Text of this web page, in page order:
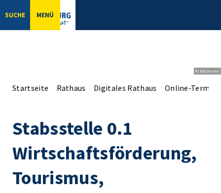
SUCHE MENÜ
© bbsferrari
Startseite Rathaus Digitales Rathaus Online-
Stabsstelle 0.1
Wirtschaftsförderung,
Tourismus,